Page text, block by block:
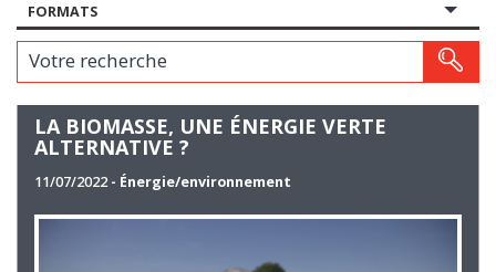
FORMATS
Votre recherche
LA BIOMASSE, UNE ÉNERGIE VERTE
ALTERNATIVE ?
11/07/2022 - Énergie/environnement